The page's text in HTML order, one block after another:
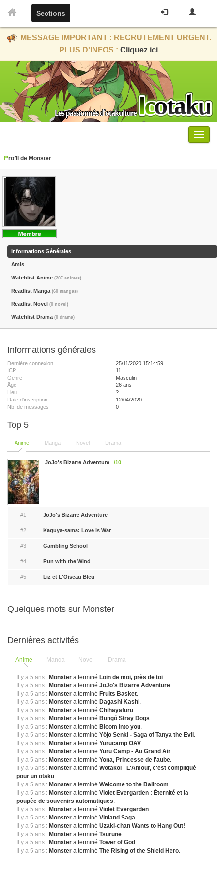
Sections
MESSAGE IMPORTANT : RECRUTEMENT URGENT.
PLUS D'INFOS : Cliquez ici
Menu
Profil de Monster
Informations Générales
Amis
Watchlist Anime (207 animes)
Readlist Manga (60 mangas)
Readlist Novel (0 novel)
Watchlist Drama (0 drama)
Informations générales
Dernière connexion
25/11/2020 15:14:59
ICP
11
Genre
Masculin
Âge
26 ans
Lieu
?
Date d'inscription
12/04/2020
Nb. de messages
0
Top 5
Anime Manga Novel Drama
JoJo's Bizarre Adventure /10
#1 JoJo's Bizarre Adventure
#2 Kaguya-sama: Love is War
#3 Gambling School
#4 Run with the Wind
#5 Liz et L'Oiseau Bleu
Quelques mots sur Monster
Dernières activités
Anime Manga Novel Drama
Il y a 5 ans : Monster a terminé Loin de moi, près de toi.
Il y a 5 ans : Monster a terminéJoJo's Bizarre Adventure.
Il y a 5 ans : Monster a terminé Fruits Basket.
Il y a 5 ans : Monster a terminé Dagashi Kashi.
Il y a 5 ans : Monster a terminéChihayafuru.
Il y a 5 ans : Monster a terminé Bungô Stray Dogs.
Il y a 5 ans : Monster a terminé Bloom into you.
Il y a 5 ans : Monster a terminéYôjo Senki - Saga of Tanya the Evil .
Il y a 5 ans : Monster a terminéYurucamp OAV.
Il y a 5 ans : Monster a terminéYuru Camp - Au Grand Air.
Il y a 5 ans : Monster a terminéYona, Princesse de l'aube.
Il y a 5 ans : Monster a terminéWotakoi : L'Amour, c'est compliqué
pour un otaku.
Il y a 5 ans : Monster a terminéWelcome to the Ballroom.
Il y a 5 ans : Monster a terminéViolet Evergarden : Éternité et la
poupée de souvenirs automatiques.
Il y a 5 ans : Monster a terminéViolet Evergarden.
Il y a 5 ans : Monster a terminéVinland Saga.
Il y a 5 ans : Monster a terminéUzaki-chan Wants to Hang Out!.
Il y a 5 ans : Monster a terminéTsurune.
Il y a 5 ans : Monster a terminéTower of God .
Il y a 5 ans : Monster a terminéThe Rising of the Shield Hero.